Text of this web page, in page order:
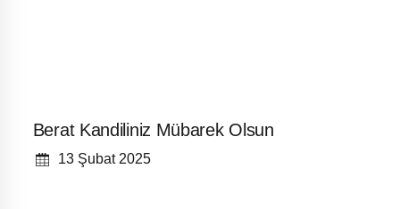
Berat Kandiliniz Mübarek Olsun
13 Şubat 2025